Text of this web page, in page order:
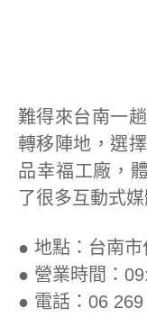
難得來台南一
轉移陣地，選
品幸福工廠，
了很多互動式
● 地點：台南
● 營業時間：
● 電話：06